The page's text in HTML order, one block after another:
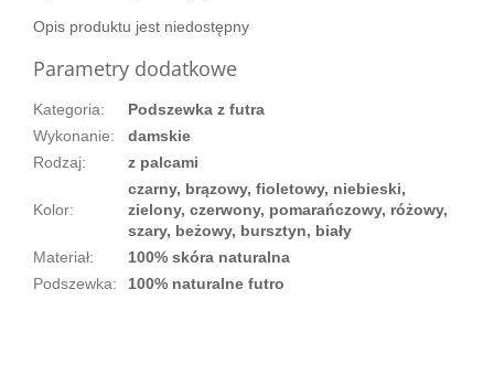
Opis produktu jest niedostępny
Parametry dodatkowe
Kategoria:
Podszewka z futra
Wykonanie:
damskie
Rodzaj: z palcami
Kolor:
czarny, brązowy, fioletowy, niebieski,
zielony, czerwony, pomarańczowy, różowy,
szary, beżowy, bursztyn, biały
Materiał:
100% skóra naturalna
Podszewka: 100% naturalne futro